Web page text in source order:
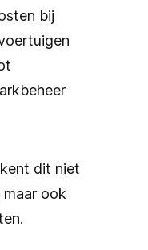
bij
dit niet
maar ook